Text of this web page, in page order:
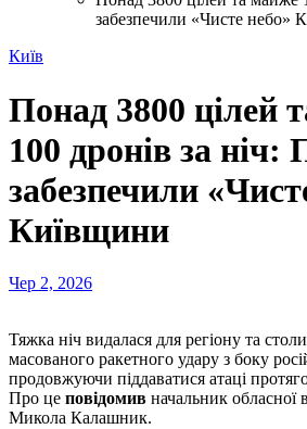
забезпечили «Чисте небо»
Київ
Понад 3800 цілей
100 дронів за
забезпечили
Київщини
Чер 2, 2026
Тяжка ніч видалася для регіону та столиці — область зазнала
масованого ракетного удару з боку
продовжуючи піддаватися атаці
Про це повідомив начальник обласної
Микола Калашник.